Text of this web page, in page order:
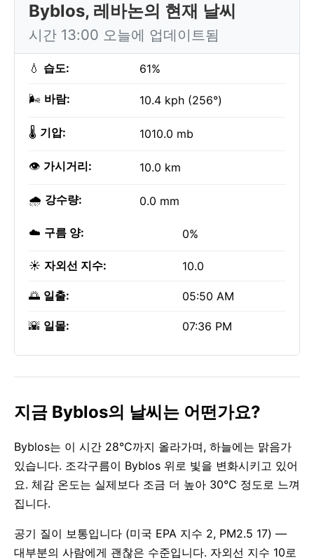
Byblos, 레바논의 현재 날씨
시간 13:00 오늘에 업데이트됨
💧 습도: 61%
🌬️ 바람: 10.4 kph (256°)
🌡️ 기압: 1010.0 mb
👁️ 가시거리: 10.0 km
🌧️ 강수량: 0.0 mm
☁️ 구름 양: 0%
☀️ 자외선 지수: 10.0
🌅 일출: 05:50 AM
🌇 일몰: 07:36 PM
지금 Byblos의 날씨는 어떤가요?
Byblos는 이 시간 28°C까지 올라가며, 하늘에는 맑음가
있습니다. 조각구름이 Byblos 위로 빛을 변화시키고 있어
요. 체감 온도는 실제보다 조금 더 높아 30°C 정도로 느껴
집니다.
공기 질이 보통입니다 (미국 EPA 지수 2, PM2.5 17) —
대부분의 사람에게 괜찮은 수준입니다. 자외선 지수 10로